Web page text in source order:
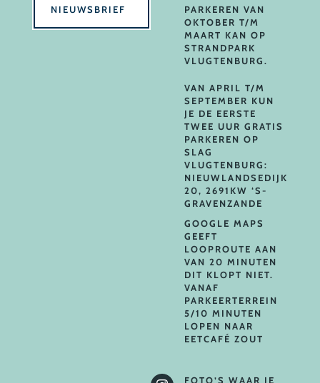
NIEUWSBRIEF
PARKEREN VAN
OKTOBER T/M
MAART KAN OP
STRANDPARK
VLUGTENBURG.
VAN APRIL T/M
SEPTEMBER KUN
JE DE EERSTE
TWEE UUR GRATIS
PARKEREN OP
SLAG
VLUGTENBURG:
NIEUWLANDSEDIJK
20, 2691KW ‘S-
GRAVENZANDE
GOOGLE MAPS
GEEFT
LOOPROUTE AAN
VAN 20 MINUTEN
DIT KLOPT NIET.
VANAF
PARKEERTERREIN
5/10 MINUTEN
LOPEN NAAR
EETCAFÉ ZOUT
FOTO’S WAAR JE